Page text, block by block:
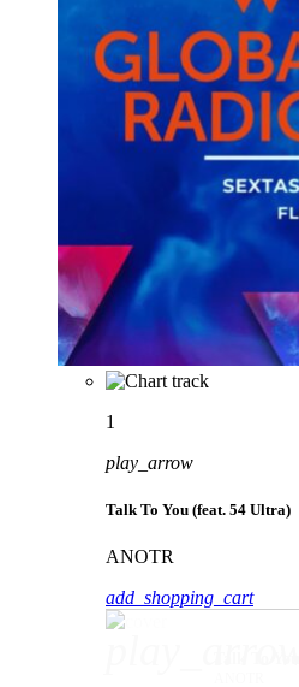
1
play_arrow
Talk To You (feat. 54 Ultra)
ANOTR
add_shopping_cart